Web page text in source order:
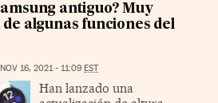
antiguo? Muy
algunas funciones del
NOV 16, 2021 - 11:09 EST
Han lanzado una